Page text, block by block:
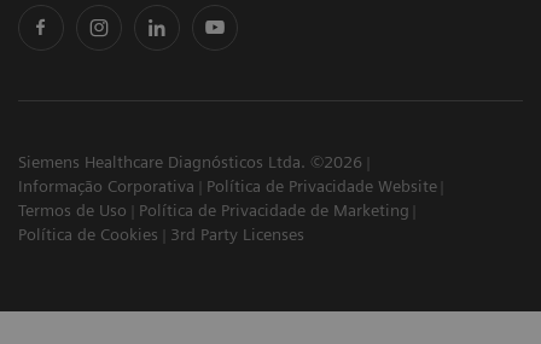
Siemens Healthcare Diagnósticos Ltda. ©2026
Informação Corporativa
Política de Privacidade Website
Termos de Uso
Política de Privacidade de Marketing
Política de Cookies
3rd Party Licenses